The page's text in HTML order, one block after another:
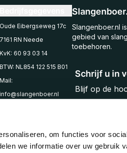
om functies voor
we informatie over uw gebruik
Schrijf u in
Blijf op de
Slangenboer.nl
gebied van
toebehoren.
Oude Eibergseweg 17c
7161 RN Neede
KvK: 60 93 03 14
BTW: NL854 122 515 B01
Mail:
info@slangenboer.nl